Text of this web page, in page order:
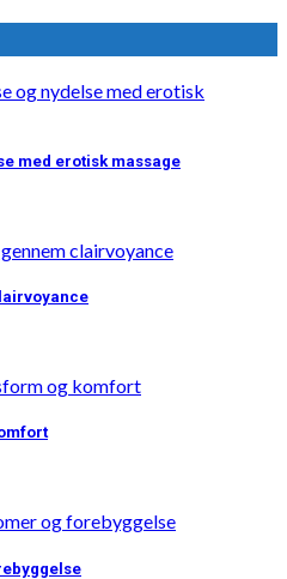
med erotisk massage